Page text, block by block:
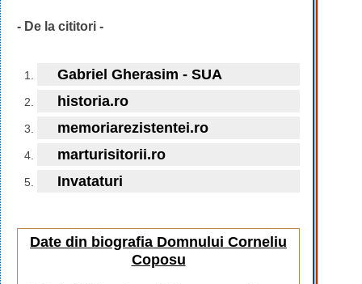
- De la cititori -
Gabriel Gherasim - SUA
historia.ro
memoriarezistentei.ro
marturisitorii.ro
Invataturi
Date din biografia Domnului Corneliu
Coposu